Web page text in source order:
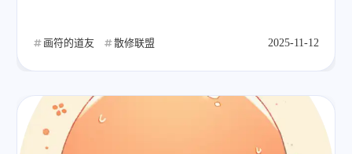
画符的道友 散修联盟 2025-11-12